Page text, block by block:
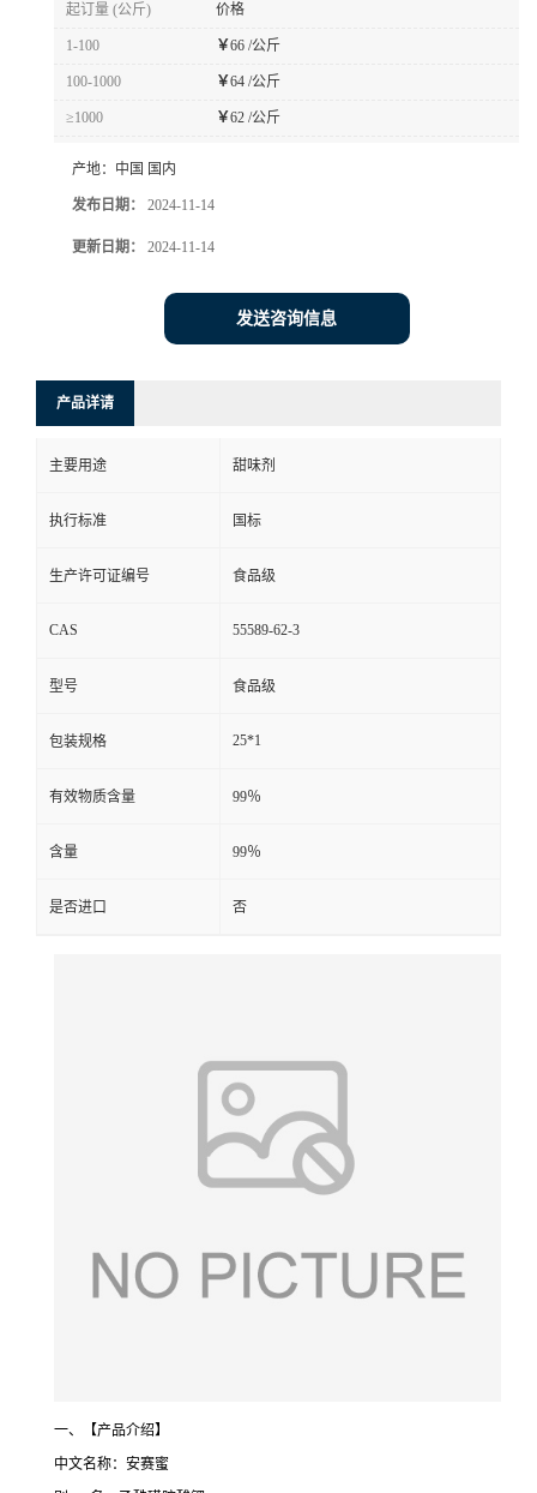
起订量 (公斤) 价格
1-100 ￥66 /公斤
100-1000 ￥64 /公斤
≥1000 ￥62 /公斤
产地： 中国 国内
发布日期： 2024-11-14
更新日期： 2024-11-14
发送咨询信息
产品详请
主要用途 甜味剂
执行标准 国标
生产许可证编号 食品级
CAS 55589-62-3
型号 食品级
包装规格 25*1
有效物质含量 99％
含量 99％
是否进口 否
一、【产品介绍】
中文名称：安赛蜜